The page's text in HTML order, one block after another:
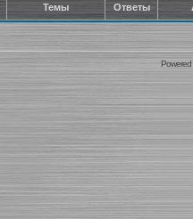
Темы Ответы